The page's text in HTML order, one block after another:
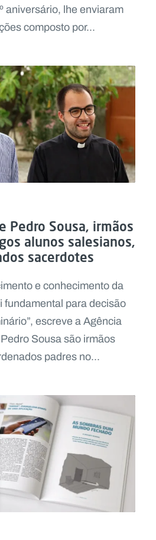
aniversário, lhe enviaram
composto por...
Pedro Sousa, irmãos
alunos salesianos,
sacerdotes
e conhecimento da
fundamental para decisão
escreve a Agência
Sousa são irmãos
padres no...